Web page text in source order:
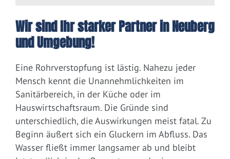
Wir sind Ihr starker Partner in Neuberg
und Umgebung!
Eine Rohrverstopfung ist lästig. Nahezu jeder
Mensch kennt die Unannehmlichkeiten im
Sanitärbereich, in der Küche oder im
Hauswirtschaftsraum. Die Gründe sind
unterschiedlich, die Auswirkungen meist fatal. Zu
Beginn äußert sich ein Gluckern im Abfluss. Das
Wasser fließt immer langsamer ab und bleibt